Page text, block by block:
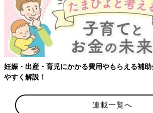
妊娠・出産・育児にかかる費用やもらえる補
やすく解説！
連載一覧へ